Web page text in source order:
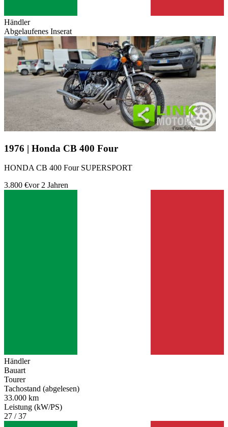
Händler
Abgelaufenes Inserat
1976 | Honda CB 400 Four
HONDA CB 400 Four SUPERSPORT
3.800 €vor 2 Jahren
Händler
Bauart
Tourer
Tachostand (abgelesen)
33.000 km
Leistung (kW/PS)
27 / 37